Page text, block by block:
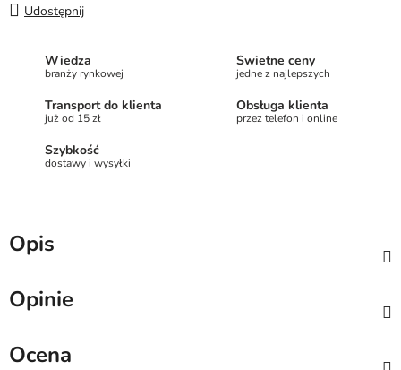
Udostępnij
Wiedza
branży rynkowej
Świetne ceny
jedne z najlepszych
Transport do klienta
już od 15 zł
Obsługa klienta
przez telefon i online
Szybkość
dostawy i wysyłki
Opis
Opinie
Ocena